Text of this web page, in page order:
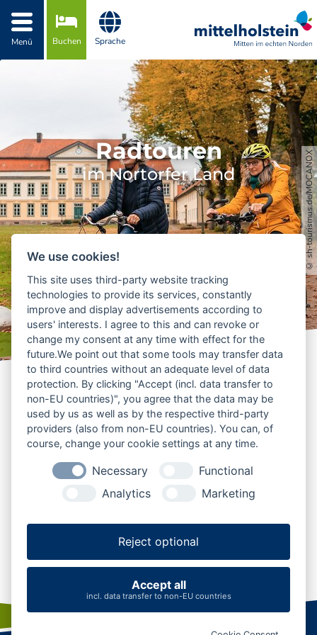
Zur Navigation springen
Menü Buchen Sprache
Radtouren
im Nortorfer Land © sh-tourismus.de/MOCANOX
Radfahren rund um die
Mitte Schleswig-Holsteins
Das Nortorfer Land liegt zentral zwischen Kiel,
Rendsburg und Neumünster und ist ein reizvolles Ziel für
Radtouren durch Mittelholstein. Die Region gehört zum
Naturpark Westensee und verbindet Natur, kleine Orte
um Nortorf, die geografische Mitte Schleswig-Holsteins
und die umliegenden Gemeinden lässt sich das
Binnenland besonders vielseitig erfahren.
We use cookies!
This site uses third-party website tracking
technologies to provide its services, constantly
improve and display advertisements according to
users' interests. I agree to this and can revoke or
change my consent at any time with effect for the
future.We point out that some tools may transfer data
to third countries without an adequate level of data
protection. By clicking "Accept (incl. data transfer to
non-EU countries)", you agree that the data may be
used by us as well as by the respective third-party
providers (also from non-EU countries). You can, of
course, change your cookie settings at any time.
Necessary
Functional
Analytics
Marketing
Reject optional
Accept all
incl. data transfer to non-EU countries